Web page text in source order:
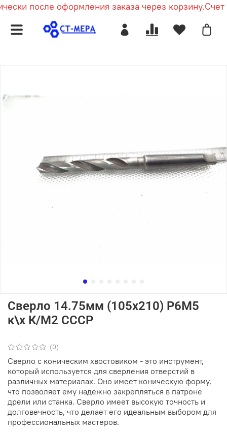
после оформления заказа через корзину.Счет
(0)
Сверло 14.75мм (105х210) Р6М5
к\х К/М2 СССР
Сверло с коническим хвостовиком - это инструмент,
который используется для сверления отверстий в
различных материалах. Оно имеет коническую форму,
что позволяет ему надежно закрепляться в патроне
дрели или станка. Сверло имеет высокую точность и
долговечность, что делает его идеальным выбором для
профессиональных мастеров.